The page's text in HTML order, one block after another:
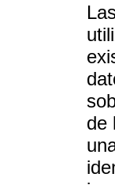
de